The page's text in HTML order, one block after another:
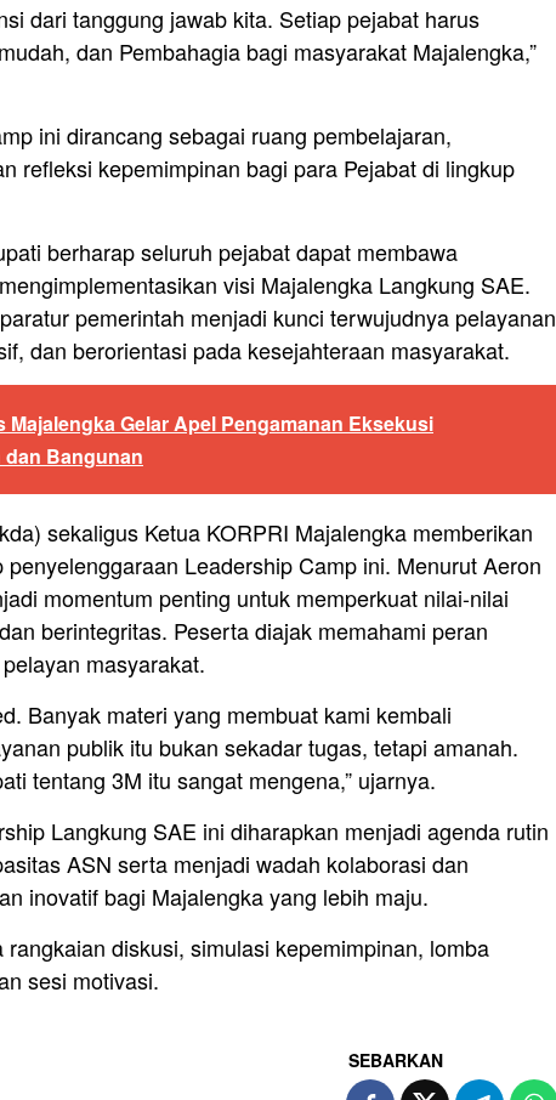
dari tanggung jawab kita. Setiap pejabat harus
dan Pembahagia bagi masyarakat Majalengka,”
ini dirancang sebagai ruang pembelajaran,
refleksi kepemimpinan bagi para Pejabat di lingkup
berharap seluruh pejabat dapat membawa
visi Majalengka Langkung SAE.
pemerintah menjadi kunci terwujudnya pelayanan
dan berorientasi pada kesejahteraan masyarakat.
Majalengka Gelar Apel Pengamanan Eksekusi
Bangunan
sekaligus Ketua KORPRI Majalengka memberikan
Leadership Camp ini. Menurut Aeron
momentum penting untuk memperkuat nilai-nilai
berintegritas. Peserta diajak memahami peran
masyarakat.
Banyak materi yang membuat kami kembali
publik itu bukan sekadar tugas, tetapi amanah.
tentang 3M itu sangat mengena,” ujarnya.
Langkung SAE ini diharapkan menjadi agenda rutin
ASN serta menjadi wadah kolaborasi dan
inovatif bagi Majalengka yang lebih maju.
diskusi, simulasi kepemimpinan, lomba
sesi motivasi.
SEBARKAN